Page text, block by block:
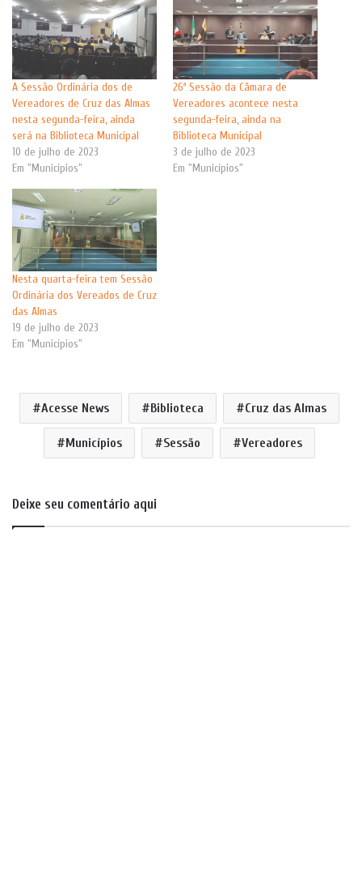
A Sessão Ordinária dos de
Vereadores de Cruz das Almas
nesta segunda-feira, ainda
será na Biblioteca Municipal
10 de julho de 2023
Em "Municípios"
26ª Sessão da Câmara de
Vereadores acontece nesta
segunda-feira, ainda na
Biblioteca Municipal
3 de julho de 2023
Em "Municípios"
Nesta quarta-feira tem Sessão
Ordinária dos Vereados de Cruz
das Almas
19 de julho de 2023
Em "Municípios"
Acesse News Biblioteca Cruz das Almas
Municípios Sessão Vereadores
Deixe seu comentário aqui